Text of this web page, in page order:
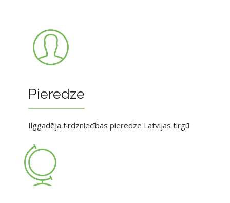
Pieredze
Ilggadēja tirdzniecības pieredze Latvijas tirgū